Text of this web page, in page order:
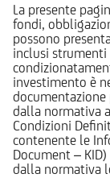
La presente
fondi,
possono
inclusi
investimento è
dalla normativa
Condizioni
contenente le
Document –
dalla normativa